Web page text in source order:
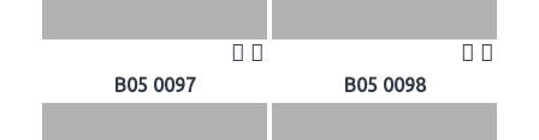
B05 0097 B05 0098